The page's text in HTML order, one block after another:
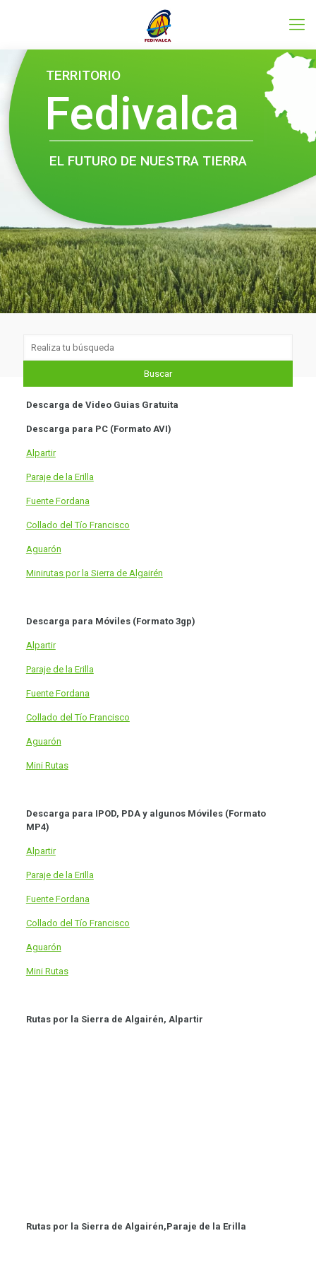
Conoce el programa LEADER
TERRITORIO
Fedivalca
EL FUTURO DE NUESTRA TIERRA
Descarga de Video Guias Gratuita
Descarga para PC (Formato AVI)
Alpartir
Paraje de la Erilla
Fuente Fordana
Collado del Tío Francisco
Aguarón
Minirutas por la Sierra de Algairén
Descarga para Móviles (Formato 3gp)
Alpartir
Paraje de la Erilla
Fuente Fordana
Collado del Tío Francisco
Aguarón
Mini Rutas
Descarga para IPOD, PDA y algunos Móviles (Formato
MP4)
Alpartir
Paraje de la Erilla
Fuente Fordana
Collado del Tío Francisco
Aguarón
Mini Rutas
Rutas por la Sierra de Algairén, Alpartir
Rutas por la Sierra de Algairén,Paraje de la Erilla